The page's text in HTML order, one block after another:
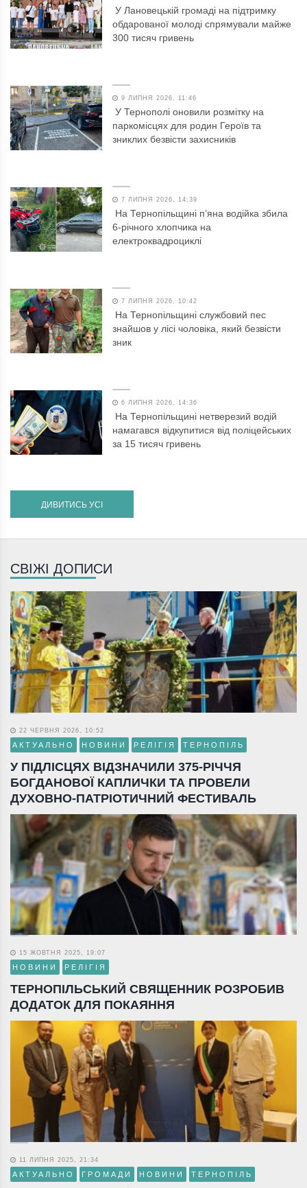
У Лановецькій громаді на підтримку
обдарованої молоді спрямували майже
300 тисяч гривень
9 ЛИПНЯ 2026, 11:46
У Тернополі оновили розмітку на
паркомісцях для родин Героїв та
зниклих безвісти захисників
7 ЛИПНЯ 2026, 14:39
На Тернопільщині п’яна водійка збила
6-річного хлопчика на
електроквадроциклі
7 ЛИПНЯ 2026, 10:42
На Тернопільщині службовий пес
знайшов у лісі чоловіка, який безвісти
зник
6 ЛИПНЯ 2026, 14:36
На Тернопільщині нетверезий водій
намагався відкупитися від поліцейських
за 15 тисяч гривень
ДИВИТИСЬ УСІ
СВІЖІ ДОПИСИ
22 ЧЕРВНЯ 2026, 10:52
АКТУАЛЬНО НОВИНИ РЕЛІГІЯ ТЕРНОПІЛЬ
У ПІДЛІСЦЯХ ВІДЗНАЧИЛИ 375-РІЧЧЯ
БОГДАНОВОЇ КАПЛИЧКИ ТА ПРОВЕЛИ
ДУХОВНО-ПАТРІОТИЧНИЙ ФЕСТИВАЛЬ
15 ЖОВТНЯ 2025, 19:07
НОВИНИ РЕЛІГІЯ
ТЕРНОПІЛЬСЬКИЙ СВЯЩЕННИК РОЗРОБИВ
ДОДАТОК ДЛЯ ПОКАЯННЯ
11 ЛИПНЯ 2025, 21:34
АКТУАЛЬНО ГРОМАДИ НОВИНИ ТЕРНОПІЛЬ